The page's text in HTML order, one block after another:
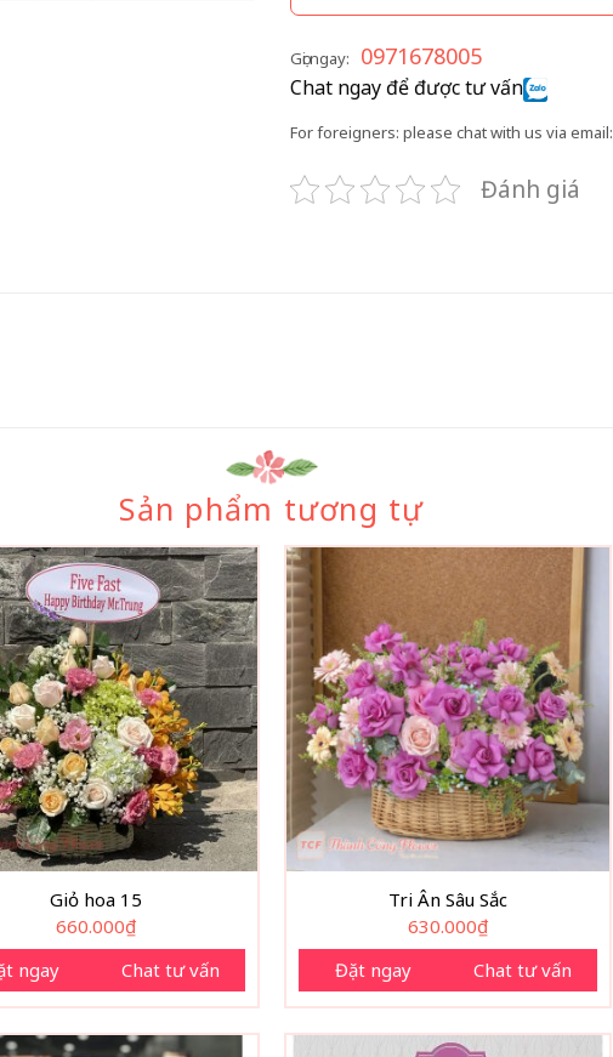
Gọi ngay: 0971678005
Chat ngay để được tư vấn
For foreigners: please chat with us via email:
Đánh giá
Sản phẩm tương tự
Giỏ hoa 15
660.000₫
ngay
Chat tư vấn
Tri Ân Sâu Sắc
630.000₫
Đặt ngay
Chat tư vấn